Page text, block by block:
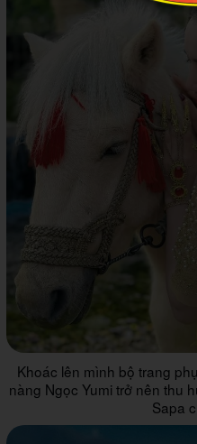
Khoác lên mình bộ trang
nàng Ngọc Yumi trở nên thu
Sapa